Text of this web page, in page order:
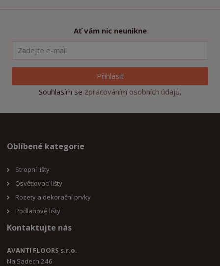
Ať vám nic neunikne
Přihlásit
Souhlasím se zpracováním osobních údajů.
Oblíbené kategorie
Stropní lišty
Osvětlovací lišty
Rozety a dekorační prvky
Podlahové lišty
Kontaktujte nás
AVANTI FLOORS s.r.o.
Na Sadech 246